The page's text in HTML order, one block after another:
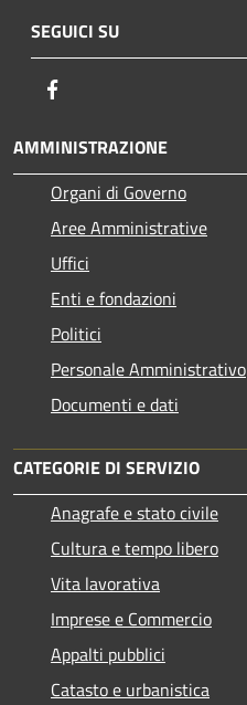
SEGUICI SU
AMMINISTRAZIONE
Organi di Governo
Aree Amministrative
Uffici
Enti e fondazioni
Politici
Personale Amministrativo
Documenti e dati
CATEGORIE DI SERVIZIO
Anagrafe e stato civile
Cultura e tempo libero
Vita lavorativa
Imprese e Commercio
Appalti pubblici
Catasto e urbanistica